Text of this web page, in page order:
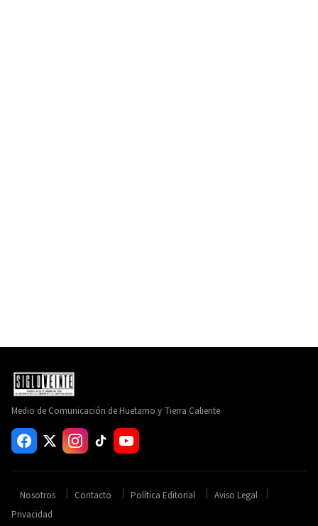
Medio de Comunicación de Huetamo y Tierra Caliente
Nosotros Contacto Política Editorial
Aviso Legal
Privacidad